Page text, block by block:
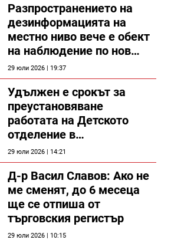
Разпространението на
дезинформацията на
местно ниво вече е обект
на наблюдение по нов
проект
29 юли 2026 | 19:37
Удължен е срокът за
преустановяване
работата на Детското
отделение в
силистренската болница
29 юли 2026 | 14:21
Д-р Васил Славов: Ако не
ме сменят, до 6 месеца
ще се отпиша от
търговския регистър
29 юли 2026 | 10:15